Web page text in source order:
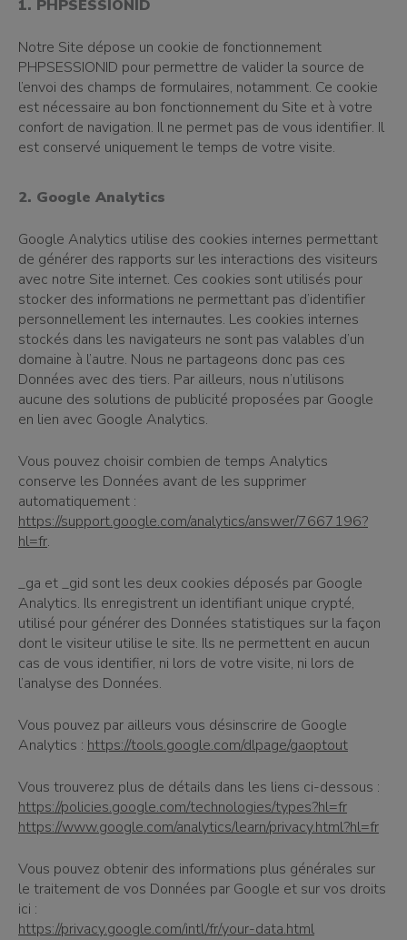
1. PHPSESSIONID
Notre Site dépose un cookie de fonctionnement
PHPSESSIONID pour permettre de valider la source de
l’envoi des champs de formulaires, notamment. Ce cookie
est nécessaire au bon fonctionnement du Site et à votre
confort de navigation. Il ne permet pas de vous identifier. Il
est conservé uniquement le temps de votre visite.
2. Google Analytics
Google Analytics utilise des cookies internes permettant
de générer des rapports sur les interactions des visiteurs
avec notre Site internet. Ces cookies sont utilisés pour
stocker des informations ne permettant pas d’identifier
personnellement les internautes. Les cookies internes
stockés dans les navigateurs ne sont pas valables d’un
domaine à l’autre. Nous ne partageons donc pas ces
Données avec des tiers. Par ailleurs, nous n’utilisons
aucune des solutions de publicité proposées par Google
en lien avec Google Analytics.
Vous pouvez choisir combien de temps Analytics
conserve les Données avant de les supprimer
automatiquement :
https://support.google.com/analytics/answer/7667196?
hl=fr.
_ga et _gid sont les deux cookies déposés par Google
Analytics. Ils enregistrent un identifiant unique crypté,
utilisé pour générer des Données statistiques sur la façon
dont le visiteur utilise le site. Ils ne permettent en aucun
cas de vous identifier, ni lors de votre visite, ni lors de
l’analyse des Données.
Vous pouvez par ailleurs vous désinscrire de Google
Analytics : https://tools.google.com/dlpage/gaoptout
Vous trouverez plus de détails dans les liens ci-dessous :
https://policies.google.com/technologies/types?hl=fr
https://www.google.com/analytics/learn/privacy.html?hl=fr
Vous pouvez obtenir des informations plus générales sur
le traitement de vos Données par Google et sur vos droits
ici :
https://privacy.google.com/intl/fr/your-data.html